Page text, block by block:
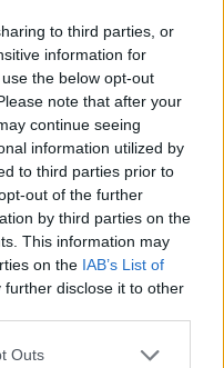
to third parties, or
information for
the below opt-out
note that after your
continue seeing
information utilized by
to third parties prior to
out of the further
by third parties on the
This information may
on the IAB’s List of
further disclose it to other
Outs
az arccal,
és jelenléttel képes
és szerethető
egyik sem oltja ki
gyűjt, hanem
törékeny
átcsúszik a
az identitás
útvonallá válik.